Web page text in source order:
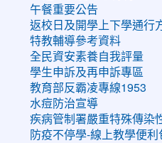
午餐重要公告
返校日及開學上下學通行
特教輔導參考資料
全民資安素養自我評量
學生申訴及再申訴專區
教育部反霸凌專線1953
水痘防治宣導
疾病管制署嚴重特殊傳染
防疫不停學-線上教學便利